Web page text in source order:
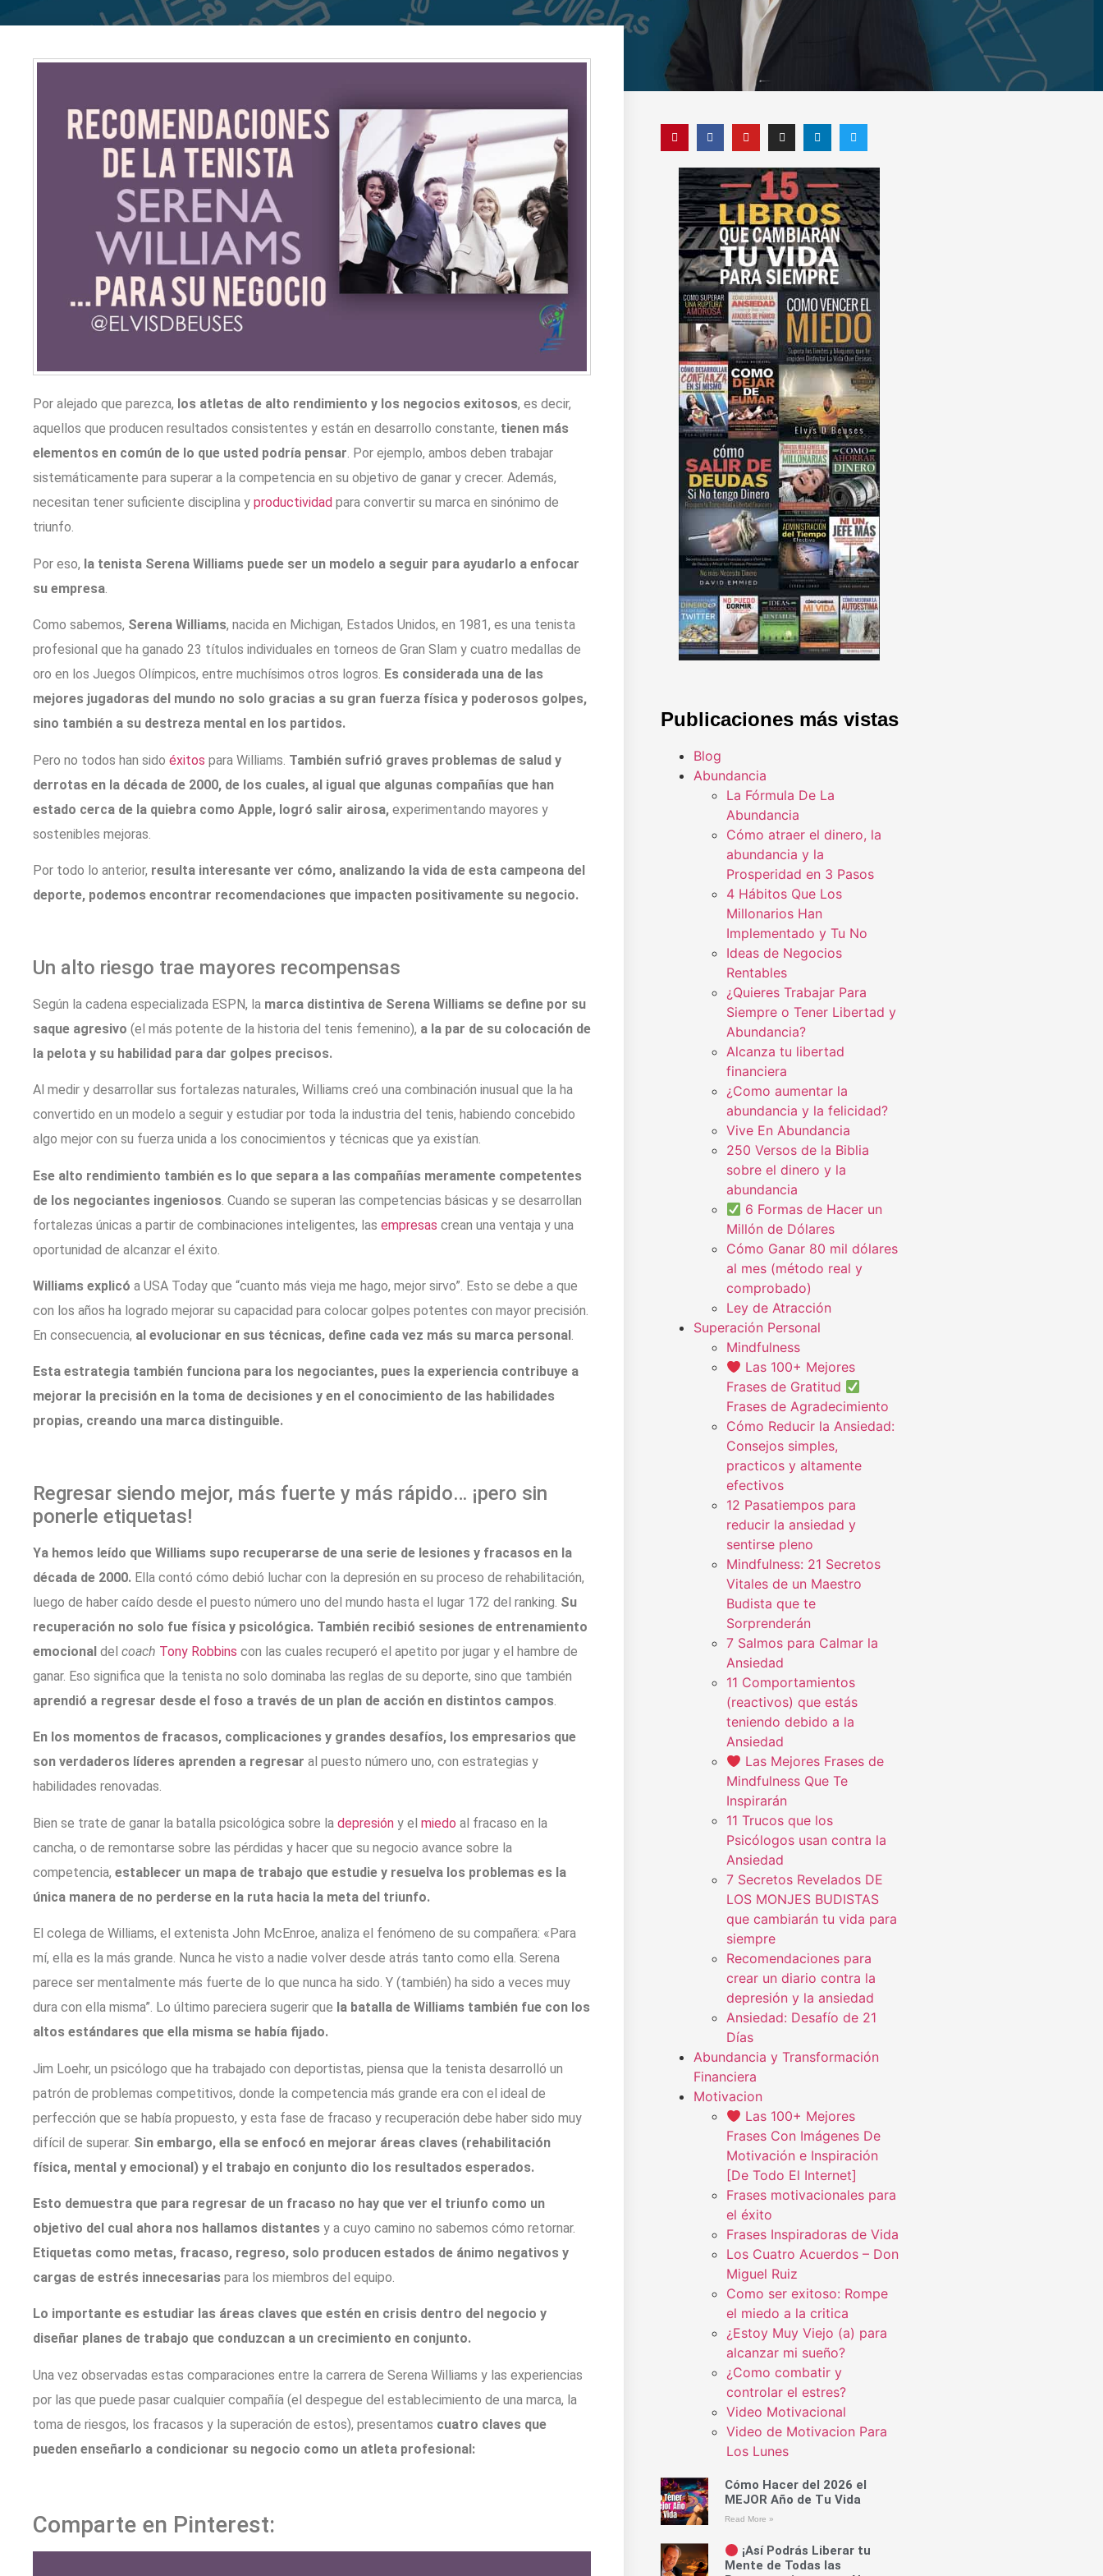
Por alejado que parezca, los atletas de alto rendimiento y los negocios exitosos, es decir,
aquellos que producen resultados consistentes y están en desarrollo constante, tienen más
elementos en común de lo que usted podría pensar. Por ejemplo, ambos deben trabajar
sistemáticamente para superar a la competencia en su objetivo de ganar y crecer. Además,
necesitan tener suficiente disciplina y productividad para convertir su marca en sinónimo de
triunfo.
Por eso, la tenista Serena Williams puede ser un modelo a seguir para ayudarlo a enfocar
su empresa
Como sabemos, Serena Williams, nacida en Michigan, Estados Unidos, en 1981, es una tenista
profesional que ha ganado 23 títulos individuales en torneos de Gran Slam y cuatro medallas de
oro en los Juegos Olímpicos, entre muchísimos otros logros. Es considerada una de las
mejores jugadoras del mundo no solo gracias a su gran fuerza física y poderosos golpes,
sino también a su destreza mental en los partidos.
Pero no todos han sido éxitos para Williams. También sufrió graves problemas de salud y
derrotas en la década de 2000, de los cuales, al igual que algunas compañías que han
estado cerca de la quiebra como Apple, logró salir airosa, experimentando mayores y
sostenibles mejoras.
Por todo lo anterior, resulta interesante ver cómo, analizando la vida de esta campeona del
deporte, podemos encontrar recomendaciones que impacten positivamente su negocio.
Un alto riesgo trae mayores recompensas
Según la cadena especializada ESPN, la marca distintiva de Serena Williams se define por su
saque agresivo (el más potente de la historia del tenis femenino), a la par de su colocación de
la pelota y su habilidad para dar golpes precisos.
Al medir y desarrollar sus fortalezas naturales, Williams creó una combinación inusual que la ha
convertido en un modelo a seguir y estudiar por toda la industria del tenis, habiendo concebido
algo mejor con su fuerza unida a los conocimientos y técnicas que ya existían.
Ese alto rendimiento también es lo que separa a las compañías meramente competentes
de los negociantes ingeniosos . Cuando se superan las competencias básicas y se desarrollan
fortalezas únicas a partir de combinaciones inteligentes, las empresas crean una ventaja y una
oportunidad de alcanzar el éxito.
Williams explicó a USA Today que “cuanto más vieja me hago, mejor sirvo”. Esto se debe a que
con los años ha logrado mejorar su capacidad para colocar golpes potentes con mayor precisión.
En consecuencia, al evolucionar en sus técnicas, define cada vez más su marca personal.
Esta estrategia también funciona para los negociantes, pues la experiencia contribuye a
mejorar la precisión en la toma de decisiones y en el conocimiento de las habilidades
propias, creando una marca distinguible.
Regresar siendo mejor, más fuerte y más rápido… ¡pero sin
ponerle etiquetas!
Ya hemos leído que Williams supo recuperarse de una serie de lesiones y fracasos en la
década de 2000. Ella contó cómo debió luchar con la depresión en su proceso de rehabilitación,
luego de haber caído desde el puesto número uno del mundo hasta el lugar 172 del ranking. Su
recuperación no solo fue física y psicológica. También recibió sesiones de entrenamiento
emocional del coach Tony Robbins con las cuales recuperó el apetito por jugar y el hambre de
ganar. Eso significa que la tenista no solo dominaba las reglas de su deporte, sino que también
aprendió a regresar desde el foso a través de un plan de acción en distintos campos.
En los momentos de fracasos, complicaciones y grandes desafíos, los empresarios que
son verdaderos líderes aprenden a regresar al puesto número uno, con estrategias y
habilidades renovadas.
Bien se trate de ganar la batalla psicológica sobre la depresión y el miedo al fracaso en la
cancha, o de remontarse sobre las pérdidas y hacer que su negocio avance sobre la
competencia, establecer un mapa de trabajo que estudie y resuelva los problemas es la
única manera de no perderse en la ruta hacia la meta del triunfo.
El colega de Williams, el extenista John McEnroe, analiza el fenómeno de su compañera: «Para
mí, ella es la más grande. Nunca he visto a nadie volver desde atrás tanto como ella. Serena
parece ser mentalmente más fuerte de lo que nunca ha sido. Y (también) ha sido a veces muy
dura con ella misma”. Lo último pareciera sugerir que la batalla de Williams también fue con los
altos estándares que ella misma se había fijado.
Jim Loehr, un psicólogo que ha trabajado con deportistas, piensa que la tenista desarrolló un
patrón de problemas competitivos, donde la competencia más grande era con el ideal de
perfección que se había propuesto, y esta fase de fracaso y recuperación debe haber sido muy
difícil de superar. Sin embargo, ella se enfocó en mejorar áreas claves (rehabilitación
física, mental y emocional) y el trabajo en conjunto dio los resultados esperados.
Esto demuestra que para regresar de un fracaso no hay que ver el triunfo como un
objetivo del cual ahora nos hallamos distantes y a cuyo camino no sabemos cómo retornar.
Etiquetas como metas, fracaso, regreso, solo producen estados de ánimo negativos y
cargas de estrés innecesarias para los miembros del equipo.
Lo importante es estudiar las áreas claves que estén en crisis dentro del negocio y
diseñar planes de trabajo que conduzcan a un crecimiento en conjunto.
Una vez observadas estas comparaciones entre la carrera de Serena Williams y las experiencias
por las que puede pasar cualquier compañía (el despegue del establecimiento de una marca, la
toma de riesgos, los fracasos y la superación de estos), presentamos cuatro claves que
pueden enseñarlo a condicionar su negocio como un atleta profesional:
Comparte en Pinterest:
Publicaciones más vistas
Blog
Abundancia
La Fórmula De La
Abundancia
Cómo atraer el dinero, la
abundancia y la
Prosperidad en 3 Pasos
4 Hábitos Que Los
Millonarios Han
Implementado y Tu No
Ideas de Negocios
Rentables
¿Quieres Trabajar Para
Siempre o Tener Libertad y
Abundancia?
Alcanza tu libertad
financiera
¿Como aumentar la
abundancia y la felicidad?
Vive En Abundancia
250 Versos de la Biblia
sobre el dinero y la
abundancia
6 Formas de Hacer un
Millón de Dólares
Cómo Ganar 80 mil dólares
al mes (método real y
comprobado)
Ley de Atracción
Superación Personal
Mindfulness
Las 100+ Mejores
Frases de Gratitud
Frases de Agradecimiento
Cómo Reducir la Ansiedad:
Consejos simples,
practicos y altamente
efectivos
12 Pasatiempos para
reducir la ansiedad y
sentirse pleno
Mindfulness: 21 Secretos
Vitales de un Maestro
Budista que te
Sorprenderán
7 Salmos para Calmar la
Ansiedad
11 Comportamientos
(reactivos) que estás
teniendo debido a la
Ansiedad
Las Mejores Frases de
Mindfulness Que Te
Inspirarán
11 Trucos que los
Psicólogos usan contra la
Ansiedad
7 Secretos Revelados DE
LOS MONJES BUDISTAS
que cambiarán tu vida para
siempre
Recomendaciones para
crear un diario contra la
depresión y la ansiedad
Ansiedad: Desafío de 21
Días
Abundancia y Transformación
Financiera
Motivacion
Las 100+ Mejores
Frases Con Imágenes De
Motivación e Inspiración
[De Todo El Internet]
Frases motivacionales para
el éxito
Frases Inspiradoras de Vida
Los Cuatro Acuerdos – Don
Miguel Ruiz
Como ser exitoso: Rompe
el miedo a la critica
¿Estoy Muy Viejo (a) para
alcanzar mi sueño?
¿Como combatir y
controlar el estres?
Video Motivacional
Video de Motivacion Para
Los Lunes
Cómo Hacer del 2026 el
MEJOR Año de Tu Vida
Read More »
¡Así Podrás Liberar tu
Mente de Todas las